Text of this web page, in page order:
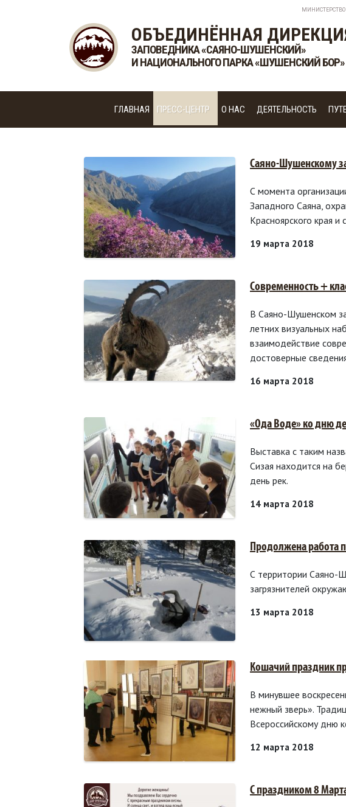
ОБЪЕДИНЁННАЯ
ЗАПОВЕДНИКА «САЯНО-ШУШЕНСКИЙ»
И НАЦИОНАЛЬНОГО ПАРКА «ШУШЕНСКИЙ БОР»
ГЛАВНАЯ ПРЕСС-ЦЕНТР О НАС ДЕЯТЕЛЬНОСТЬ
Саяно-Шушенскому
С момента
Западного Саяна,
Красноярского края
19 марта 2018
Современность +
В Саяно-Шушенском
летних визуальных
взаимодействие
достоверные
16 марта 2018
«Ода Воде» ко дню
Выставка с таким
Сизая находится на
день рек.
14 марта 2018
Продолжена работа
С территории Саяно-
загрязнителей
13 марта 2018
Кошачий праздник
В минувшее
нежный зверь».
Всероссийскому дню
12 марта 2018
С праздником 8